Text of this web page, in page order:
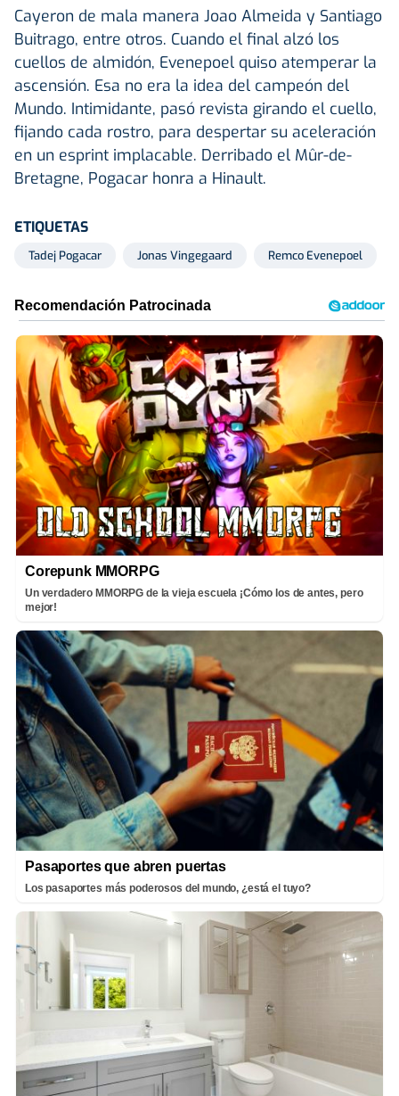
Cayeron de mala manera Joao Almeida y Santiago
Buitrago, entre otros. Cuando el final alzó los
cuellos de almidón, Evenepoel quiso atemperar la
ascensión. Esa no era la idea del campeón del
Mundo. Intimidante, pasó revista girando el cuello,
fijando cada rostro, para despertar su aceleración
en un esprint implacable. Derribado el Mûr-de-
Bretagne, Pogacar honra a Hinault.
ETIQUETAS
Tadej Pogacar Jonas Vingegaard Remco Evenepoel
Corepunk MMORPG
Un verdadero MMORPG de la vieja escuela ¡Cómo los de antes, pero
mejor!
Pasaportes que abren puertas
Los pasaportes más poderosos del mundo, ¿está el tuyo?